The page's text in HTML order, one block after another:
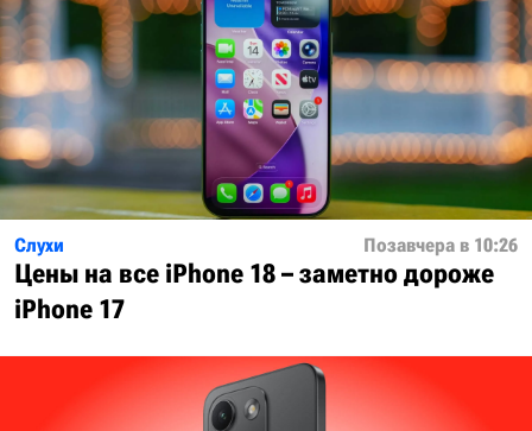
Слухи Позавчера в 10:26
Цены на все iPhone 18 – заметно дороже
iPhone 17